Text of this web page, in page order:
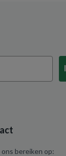
bereiken op: